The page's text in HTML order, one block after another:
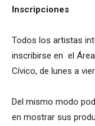
Inscripciones
Todos los artistas
inscribirse en el
Cívico, de lunes a
Del mismo modo
en mostrar sus